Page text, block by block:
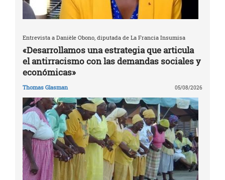
Entrevista a Danièle Obono, diputada de La Francia Insumisa
«Desarrollamos una estrategia que articula
el antirracismo con las demandas sociales y
económicas»
Thomas Glasman 05/08/2026